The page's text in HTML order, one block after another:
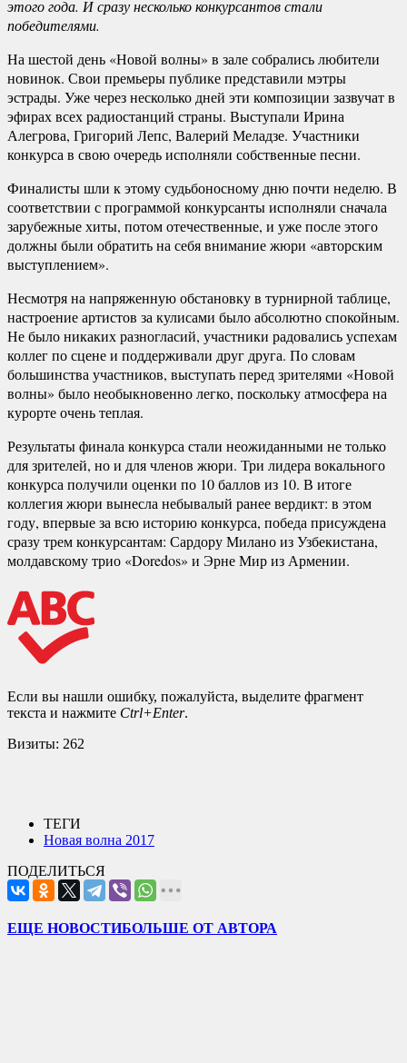
этого года. И сразу несколько конкурсантов стали
победителями.
На шестой день «Новой волны» в зале собрались любители
новинок. Свои премьеры публике представили мэтры
эстрады. Уже через несколько дней эти композиции зазвучат в
эфирах всех радиостанций страны. Выступали Ирина
Алегрова, Григорий Лепс, Валерий Меладзе. Участники
конкурса в свою очередь исполняли собственные песни.
Финалисты шли к этому судьбоносному дню почти неделю. В
соответствии с программой конкурсанты исполняли сначала
зарубежные хиты, потом отечественные, и уже после этого
должны были обратить на себя внимание жюри «авторским
выступлением».
Несмотря на напряженную обстановку в турнирной таблице,
настроение артистов за кулисами было абсолютно спокойным.
Не было никаких разногласий, участники радовались успехам
коллег по сцене и поддерживали друг друга. По словам
большинства участников, выступать перед зрителями «Новой
волны» было необыкновенно легко, поскольку атмосфера на
курорте очень теплая.
Результаты финала конкурса стали неожиданными не только
для зрителей, но и для членов жюри. Три лидера вокального
конкурса получили оценки по 10 баллов из 10. В итоге
коллегия жюри вынесла небывалый ранее вердикт: в этом
году, впервые за всю историю конкурса, победа присуждена
сразу трем конкурсантам: Сардору Милано из Узбекистана,
молдавскому трио «Doredos» и Эрне Мир из Армении.
Если вы нашли ошибку, пожалуйста, выделите фрагмент
текста и нажмите Ctrl+Enter.
Визиты: 262
ТЕГИ
Новая волна 2017
ПОДЕЛИТЬСЯ
ЕЩЕ НОВОСТИБОЛЬШЕ ОТ АВТОРА